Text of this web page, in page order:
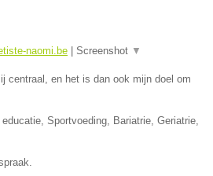
naomi.be Screenshot ▼
centraal, en het is dan ook mijn doel om
Sportvoeding, Bariatrie, Geriatrie,